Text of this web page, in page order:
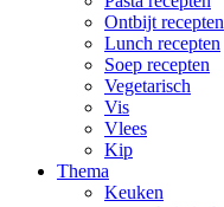
Ontbijt recepten
Lunch recepten
Soep recepten
Vegetarisch
Vis
Vlees
Kip
Thema
Keuken